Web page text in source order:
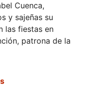
Cuenca,
y sajeñas su
las fiestas en
patrona de la